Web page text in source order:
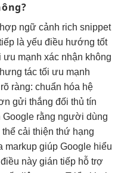
ngữ cảnh rich snippet
là yếu điều hướng tốt
ưu mạnh xác nhận không
tác tối ưu mạnh
ràng: chuẩn hóa hệ
gửi thắng đối thủ tín
Google rằng người dùng
cải thiện thứ hạng
giúp Google hiểu
này gián tiếp hỗ trợ